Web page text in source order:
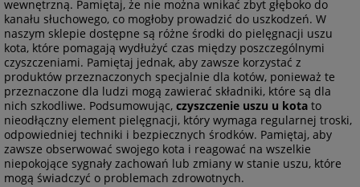
wewnętrzną. Pamiętaj, że nie można wnikać zbyt głęboko do
kanału słuchowego, co mogłoby prowadzić do uszkodzeń. W
naszym sklepie dostępne są różne środki do pielęgnacji uszu
kota, które pomagają wydłużyć czas między poszczególnymi
czyszczeniami. Pamiętaj jednak, aby zawsze korzystać z
produktów przeznaczonych specjalnie dla kotów, ponieważ te
przeznaczone dla ludzi mogą zawierać składniki, które są dla
nich szkodliwe. Podsumowując, czyszczenie uszu u kota to
nieodłączny element pielęgnacji, który wymaga regularnej troski,
odpowiedniej techniki i bezpiecznych środków. Pamiętaj, aby
zawsze obserwować swojego kota i reagować na wszelkie
niepokojące sygnały zachowań lub zmiany w stanie uszu, które
mogą świadczyć o problemach zdrowotnych.